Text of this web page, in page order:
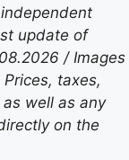
update of
/ Images
taxes,
well as any
on the